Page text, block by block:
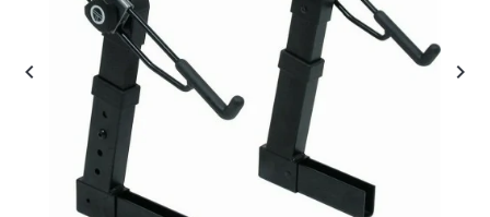
 